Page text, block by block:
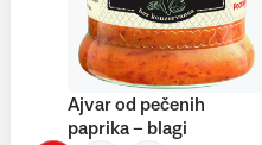
Ajvar od pečenih
paprika – blagi